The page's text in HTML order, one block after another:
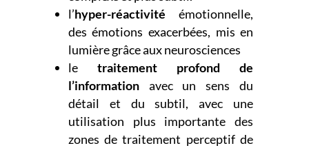
l’hyper-réactivité émotionnelle,
des émotions exacerbées, mis en
lumière grâce aux neurosciences
le traitement profond de
l’informationavec un sens du
détail et du subtil, avec une
utilisation plus importante des
zones de traitement perceptif de